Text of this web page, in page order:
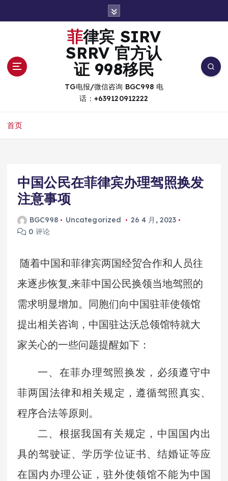
菲律宾 SIRV
SRRV 官方认
证 998移民
TG电报/微信咨询 BGC998 电
话：+639120912222
首页
中国公民在菲律宾办理驾照换发
注意事项
BGC998 Uncategorized
26 4 月, 2023
0 评论
随着中国和菲律宾两国经贸合作和人员往
来逐步恢复,来菲中国公民换领当地驾照的
需求明显增加。同胞们向中国驻菲使领馆
提出相关咨询， 中国驻达沃总领馆特就大
家关心的一些问题提醒如下：
一、 在菲办理驾照换发， 必须遵守中
菲两国法律和相关规定，遵循驾照真实、
程序合法等原则。
二、 根据我国有关规定，中国国内出
具的驾驶证、学历学位证书、结婚证等应
在国内办理公证，驻外使领馆不能为中国